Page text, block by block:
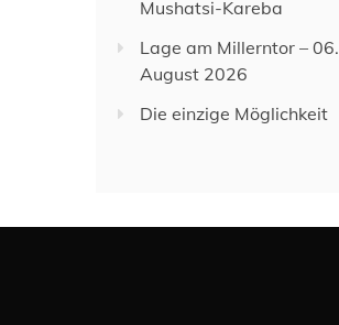
Mushatsi-Kareba
Lage am Millerntor – 06.
August 2026
Die einzige Möglichkeit